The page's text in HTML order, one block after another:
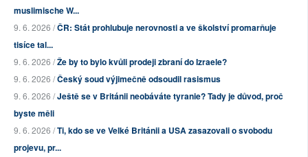
muslimische W...
9. 6. 2026 /ČR: Stát prohlubuje nerovnosti a ve školství promarňuje
tisíce tal...
9. 6. 2026 /Že by to bylo kvůli prodeji zbraní do Izraele?
9. 6. 2026 /Český soud výjimečně odsoudil rasismus
9. 6. 2026 /Ještě se v Británii neobáváte tyranie? Tady je důvod, proč
byste měli
9. 6. 2026 /Ti, kdo se ve Velké Británii a USA zasazovali o svobodu
projevu, pr...